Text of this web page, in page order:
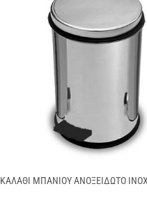
ΚΑΛΑΘΙ ΜΠΑΝΙΟΥ ΑΝΟΞΕΙΔΩΤΟ INOX